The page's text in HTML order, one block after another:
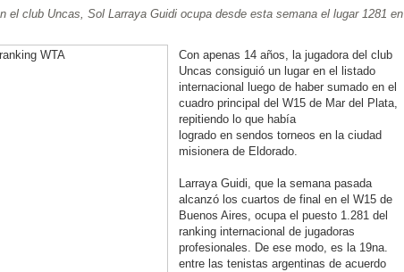
Atletismo
Aventura
el club Uncas, Sol Larraya Guidi ocupa desde esta semana el lugar 1281 en
Con apenas 14 años, la jugadora del club
Uncas consiguió un lugar en el listado
internacional luego de haber sumado en el
cuadro principal del W15 de Mar del Plata,
repitiendo lo que había
logrado en sendos torneos en la ciudad
misionera de Eldorado.
Larraya Guidi, que la semana pasada
alcanzó los cuartos de final en el W15 de
Buenos Aires, ocupa el puesto 1.281 del
ranking internacional de jugadoras
profesionales. De ese modo, es la 19na.
entre las tenistas argentinas de acuerdo